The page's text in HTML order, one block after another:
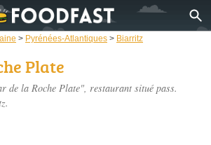
> Pyrénées-Atlantiques > Biarritz
Plate
de la Roche Plate", restaurant situé pass.